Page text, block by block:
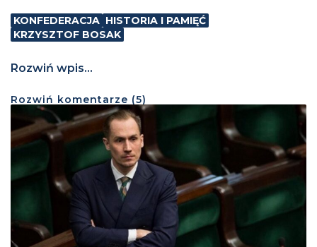
KONFEDERACJA HISTORIA I PAMIĘĆ
KRZYSZTOF BOSAK
Rozwiń wpis...
Rozwiń komentarze (5)